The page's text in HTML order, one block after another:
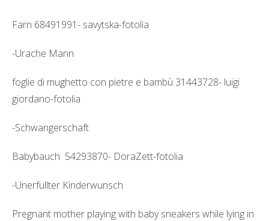
Farn 68491991- savytska-fotolia
-Urache Mann
foglie di mughetto con pietre e bambù 31443728- luigi
giordano-fotolia
-Schwangerschaft
Babybauch 54293870- DoraZett-fotolia
-Unerfüllter Kinderwunsch
Pregnant mother playing with baby sneakers while lying in